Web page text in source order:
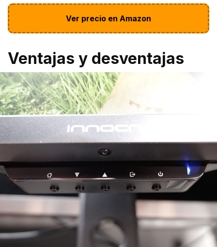
Ver precio en Amazon
Ventajas y desventajas